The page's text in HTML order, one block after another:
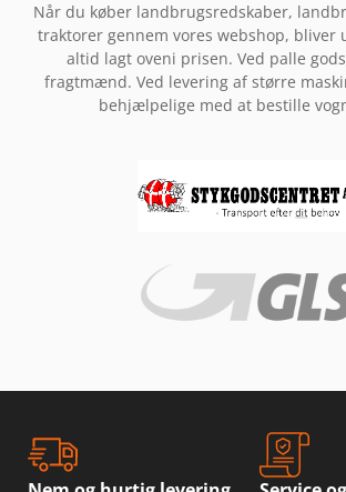
Når du køber landbrugsredskaber,
traktorer gennem vores webshop,
altid lagt oveni prisen. Ved palle
fragtmænd. Ved levering af større
behjælpelige med at bestille